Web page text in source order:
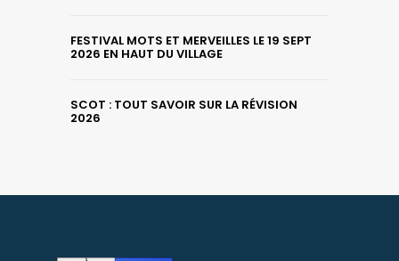
FESTIVAL MOTS ET MERVEILLES LE 19 SEPT
2026 EN HAUT DU VILLAGE
SCOT : TOUT SAVOIR SUR LA RÉVISION
2026